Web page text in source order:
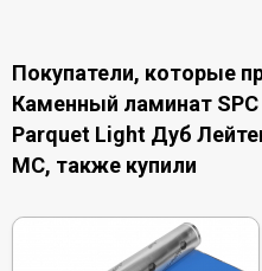
Покупатели, которые
Каменный ламинат
Parquet Light Дуб
MC, также купили